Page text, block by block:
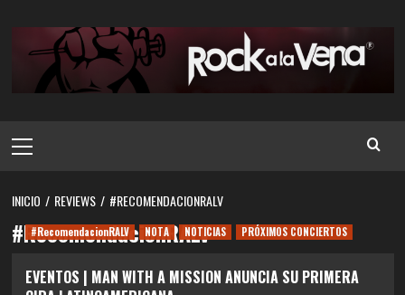
contenido
principal
INICIO REVIEWS #RECOMENDACIONRALV
#RecomendacionRALV
#RecomendacionRALV NOTA NOTICIAS PRÓXIMOS CONCIERTOS
EVENTOS | MAN WITH A MISSION ANUNCIA SU PRIMERA